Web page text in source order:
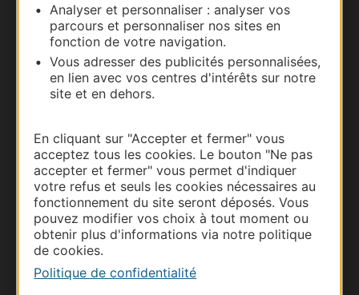
Analyser et personnaliser : analyser vos
parcours et personnaliser nos sites en
fonction de votre navigation.
Vous adresser des publicités personnalisées,
en lien avec vos centres d'intérêts sur notre
site et en dehors.
En cliquant sur "Accepter et fermer" vous
acceptez tous les cookies. Le bouton "Ne pas
accepter et fermer" vous permet d'indiquer
votre refus et seuls les cookies nécessaires au
fonctionnement du site seront déposés. Vous
pouvez modifier vos choix à tout moment ou
obtenir plus d'informations via notre politique
de cookies.
Politique de confidentialité
Nous contacter
Carte interactive
Documentation